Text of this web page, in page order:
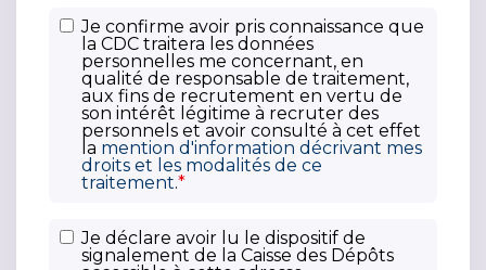
d
Je confirme avoir pris connaissance que
la CDC traitera les données
personnelles me concernant, en
qualité de responsable de traitement,
aux fins de recrutement en vertu de
son intérêt légitime à recruter des
personnels et avoir consulté à cet effet
la mention d'information décrivant mes
droits et les modalités de ce
traitement.*
D
Je déclare avoir lu le dispositif de
signalement de la Caisse des Dépôts